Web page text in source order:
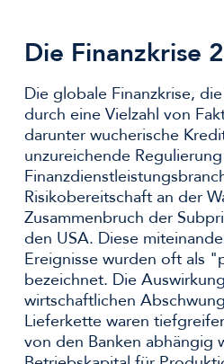
Die Finanzkrise
Die globale Finanzkrise,
durch eine Vielzahl von
darunter wucherische
unzureichende
Risikobereitschaft an der
Zusammenbruch der
den USA. Diese
Ereignisse wurden oft als
bezeichnet. Die
wirtschaftlichen
Lieferkette waren
von den Banken abhängig